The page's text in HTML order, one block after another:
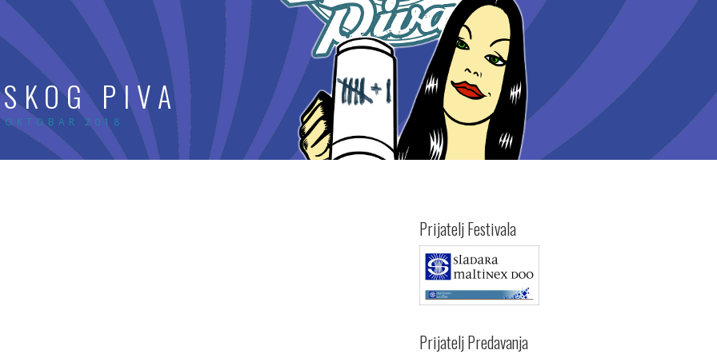
PIVA
2018
Prijatelj Festivala
Prijatelj Predavanja